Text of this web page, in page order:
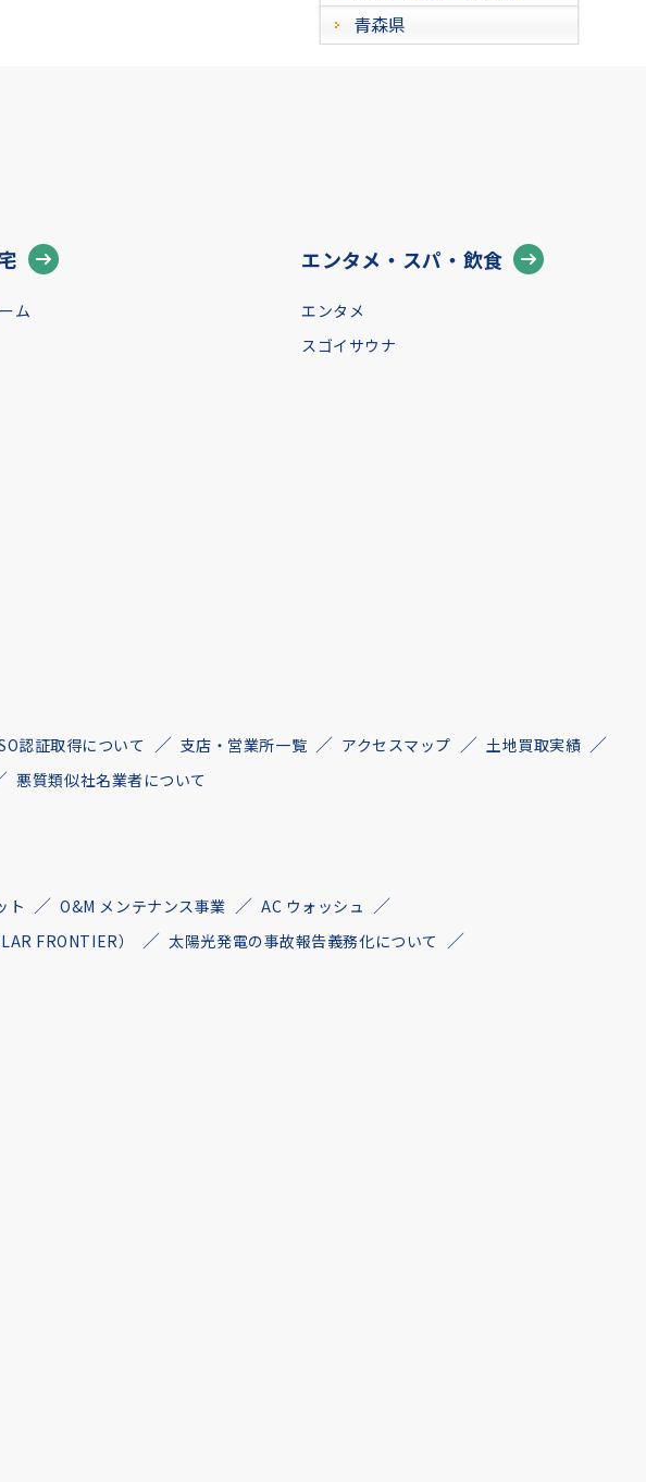
青森県
ム
エンタメ・スパ・飲食
エンタメ
スゴイサウナ
認証取得について 支店・営業所一覧 アクセスマップ
土地買取実績
悪質類似社名業者について
ト O&M メンテナンス事業
AC ウォッシュ
FRONTIER）
太陽光発電の事故報告義務化について